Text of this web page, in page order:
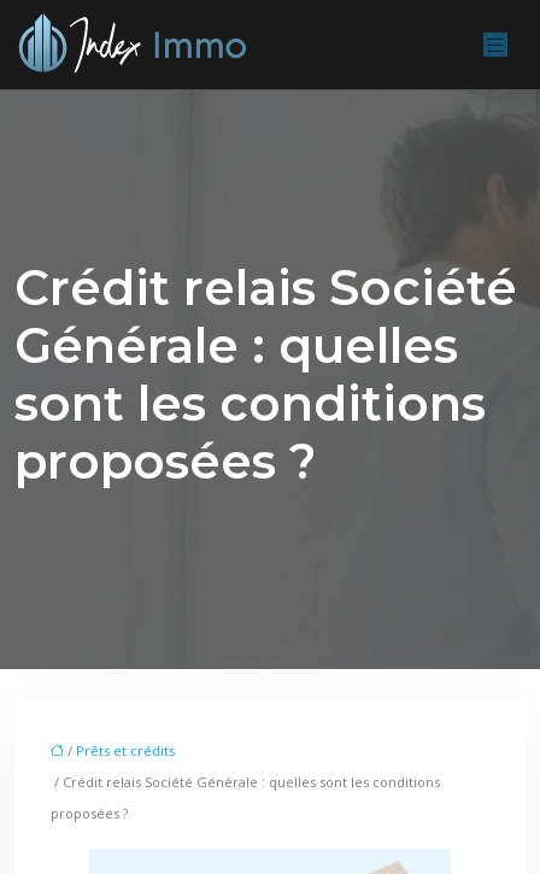
Crédit relais Société
Générale : quelles
sont les conditions
proposées ?
/ Prêts et crédits
/ Crédit relais Société Générale : quelles sont les conditions
proposées ?